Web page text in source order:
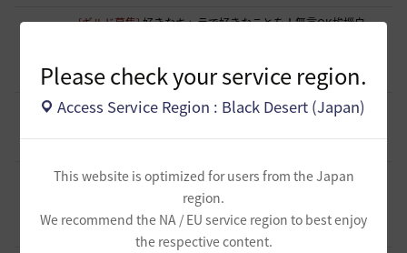
Please check your service region.
Access Service Region : Black Desert (Japan)
This website is optimized for users from the Japan
region.
We recommend the NA / EU service region to best enjoy
the respective content.
[ギルド募集]好きなキャラで好きなことを！無言OK挨拶自
0 21 oすずo 2 時間前
[ギルド募集]ギルド【Patera】ギルドメンバー募集中！ 初心
5 時間前
[ギルド募集] ギルチャ完全無言推奨・ソロ向けギルド「スト
レイキャッツ」メンバー募集（ギルドボス有・初心者復帰者
多数所属・スキル目当て◎）
くろいばら 5 時間前